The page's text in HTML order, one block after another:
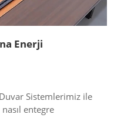
Enerji
Sistemlerimiz ile
nasıl entegre